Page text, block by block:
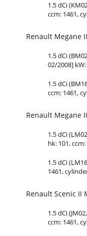
1.5 dCi
ccm: 1461,
Renault Megane
1.5 dCi
02/2008]
1.5 dCi
ccm: 1461,
Renault Megane
1.5 dCi
hk: 101,
1.5 dCi
1461,
Renault Scenic II
1.5 dCi
ccm: 1461,